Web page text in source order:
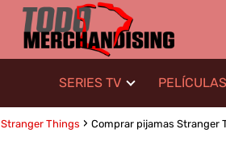
SERIES TV PELÍCULAS
Stranger Things Comprar pijamas Stranger